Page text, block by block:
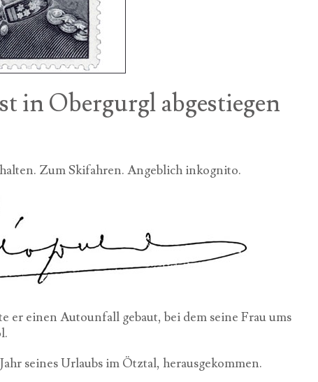
in Obergurgl abgestiegen
Zum Skifahren. Angeblich inkognito.
er einen Autounfall gebaut, bei dem seine Frau ums
seines Urlaubs im Ötztal, herausgekommen.